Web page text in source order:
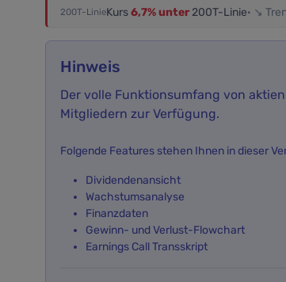
200T-LinieKurs6,7% unter200T-Linie· ↘
Hinweis
Der volle Funktionsumfang von
Mitgliedern zur Verfügung.
Folgende Features stehen Ihnen in dieser
Dividendenansicht
Wachstumsanalyse
Finanzdaten
Gewinn- und Verlust-Flowchart
Earnings Call Transskript